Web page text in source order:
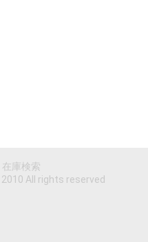
庫検索
All rights reserved